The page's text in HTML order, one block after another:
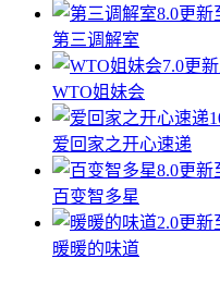
8.0更新
第三调解室
7.0更
WTO姐妹会
爱回家之开心速递
8.0更新
百变智多星
2.0更新
暖暖的味道